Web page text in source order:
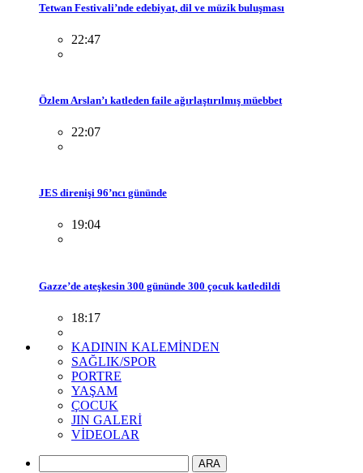
Tetwan Festivali’nde edebiyat, dil ve müzik buluşması
22:47
Özlem Arslan’ı katleden faile ağırlaştırılmış müebbet
22:07
JES direnişi 96’ncı gününde
19:04
Gazze’de ateşkesin 300 gününde 300 çocuk katledildi
18:17
KADININ KALEMİNDEN
SAĞLIK/SPOR
PORTRE
YAŞAM
ÇOCUK
JIN GALERİ
VİDEOLAR
ARA